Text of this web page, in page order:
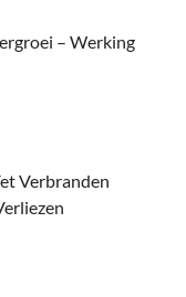
– Werking
Verbranden